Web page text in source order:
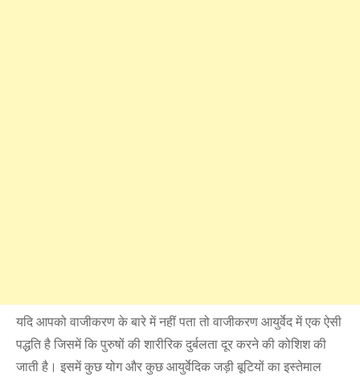
यदि आपको वाजीकरण के बारे में नहीं पता तो वाजीकरण आयुर्वेद में एक ऐसी
पद्धति है जिसमें कि पुरुषों की शारीरिक दुर्बलता दूर करने की कोशिश की
जाती है। इसमें कुछ योग और कुछ आयुर्वेदिक जड़ी बूटियों का इस्तेमाल